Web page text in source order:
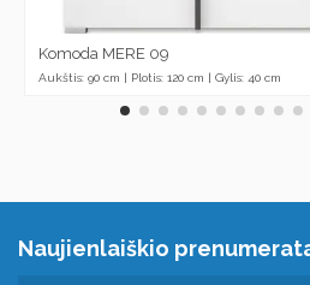
Komoda MERE 09
Aukštis: 90 cm | Plotis: 120 cm | Gylis: 40 cm
Naujienlaiškio